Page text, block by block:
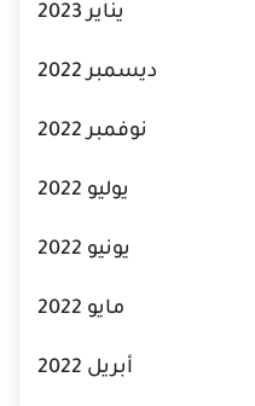
يناير 2023
ديسمبر 2022
نوفمبر 2022
يوليو 2022
يونيو 2022
مايو 2022
أبريل 2022